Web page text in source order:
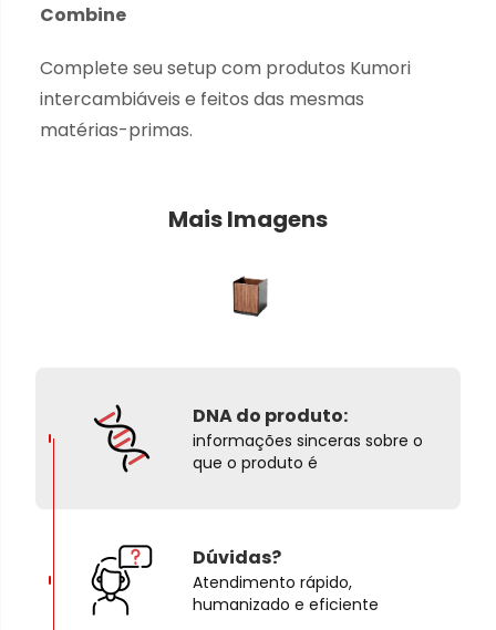
Combine
Complete seu setup com produtos Kumori
intercambiáveis e feitos das mesmas
matérias-primas.
Mais Imagens
DNA do produto:
informações sinceras sobre o
que o produto é
Dúvidas?
Atendimento rápido,
humanizado e eficiente